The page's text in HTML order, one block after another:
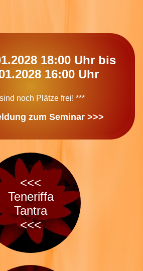
16:00 Uhr
noch Plätze frei! ***
zum Seminar >>>
<<<
Teneriffa
Tantra
<<<